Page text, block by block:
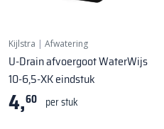
Kijlstra | Afwatering
U-Drain afvoergoot WaterWijs
10-6,5-XK eindstuk
4,60 per stuk